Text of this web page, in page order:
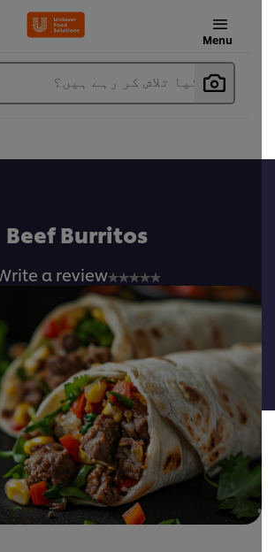
Menu
آپ کیا تلاش کر رہے ہیں؟
Beef Burritos
No
ratings
submitted
for
this
recipe
Write a review